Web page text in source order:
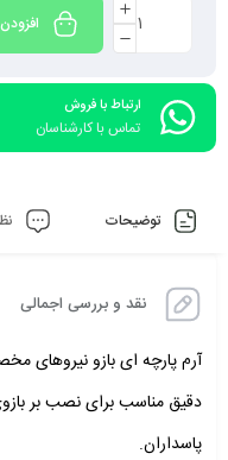
ارتباط با فروش
تماس با کارشناسان
توضیحات
نقد و بررسی اجمالی
آرم پارچه ای بازو نیروهای
دقیق مناسب برای نصب بر
پاسداران.